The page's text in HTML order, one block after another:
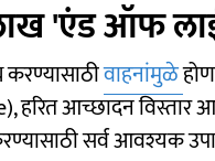
'एंड ऑफ
करण्यासाठीवाहनांमुळे
हरित आच्छादन विस्तार
सर्व आवश्यक